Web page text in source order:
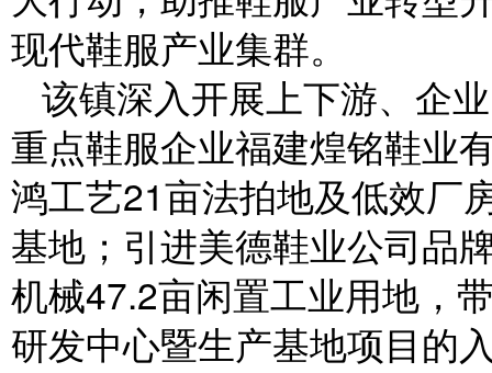
现代鞋服产业集群。
该镇深入开展上下游、企
重点鞋服企业福建煌铭鞋业
鸿工艺21亩法拍地及低效厂
基地；引进美德鞋业公司品
机械47.2亩闲置工业用地，
研发中心暨生产基地项目的